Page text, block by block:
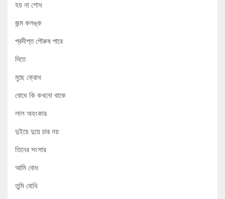
হয় না শোধ
জন্ম কলঙ্ক
প্রদীপ্ত পৌরুষ পারে
দিতে
মুছে ক্রোধ
বোধে কি কখনো থাকে
লাল অহংকার
দুইয়ে দুয়ে চার নয়
তিনের সংসার
আমি বোধ
তুমি বোধি